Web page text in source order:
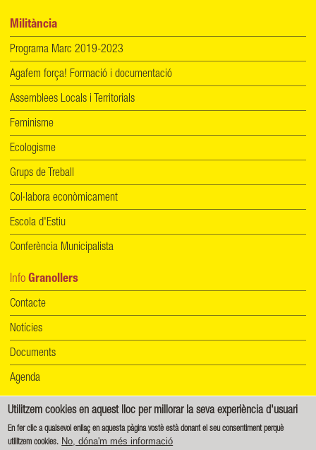
Militància
Programa Marc 2019-2023
Agafem força! Formació i documentació
Assemblees Locals i Territorials
Feminisme
Ecologisme
Grups de Treball
Col·labora econòmicament
Escola d'Estiu
Conferència Municipalista
Info Granollers
Contacte
Notícies
Documents
Agenda
Informació de protecció de dades Política de cookies
Utilitzem cookies en aquest lloc per millorar la seva experiència d'usuari
En fer clic a qualsevol enllaç en aquesta pàgina vostè està donant el seu consentiment perquè
utilitzem cookies. No, dóna'm més informació